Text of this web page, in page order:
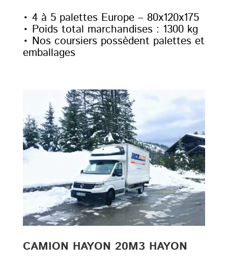
• 4 à 5 palettes Europe – 80x120x175
• Poids total marchandises : 1300 kg
• Nos coursiers possèdent palettes et
emballages
CAMION HAYON 20M3 HAYON